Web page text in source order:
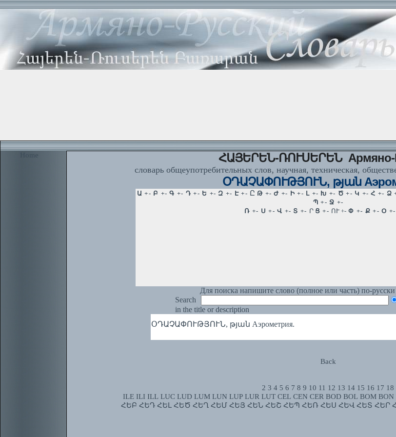
Home ՀԱՅԵՐԵՆ-ՌՈՒՍԵՐԵՆ Армяно-
словарь общеупотребительных слов, научная, техническая,
ՕԴԱՉԱՓՈՒԹՅՈՒՆ, թյան
Для поиска напишите слово (полное или часть) по-
Search
in the title or description
ՕԴԱՉԱՓՈՒԹՅՈՒՆ, թյան Аэрометрия.
Back
2 3 4 5 6 7 8 9 10 11 12 13 14 15 16 17 18
ILE ILI ILL LUC LUD LUM LUN LUP LUR LUT CEL CEN CER BOD BOL BOM BON
ՀԵԲ ՀԵԴ ՀԵԼ ՀԵԾ ՀԵՂ ՀԵՄ ՀԵՅ ՀԵՆ ՀԵՇ ՀԵՊ ՀԵՌ ՀԵՍ ՀԵՎ ՀԵՏ ՀԵՐ